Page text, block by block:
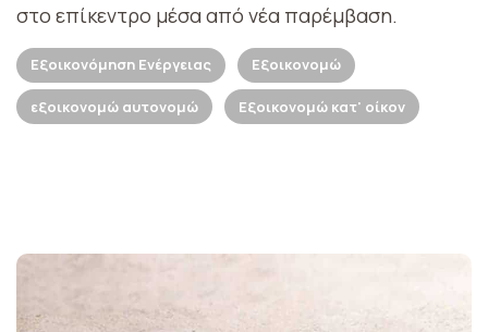
στο επίκεντρο μέσα από νέα παρέμβαση.
Εξοικονόμηση Ενέργειας Εξοικονομώ
εξοικονομώ αυτονομώ Εξοικονομώ κατ' οίκον